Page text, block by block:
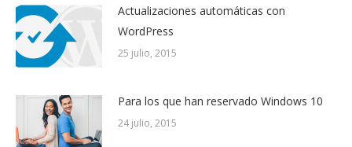
Actualizaciones automáticas con
WordPress
25 julio, 2015
Para los que han reservado Windows 10
24 julio, 2015